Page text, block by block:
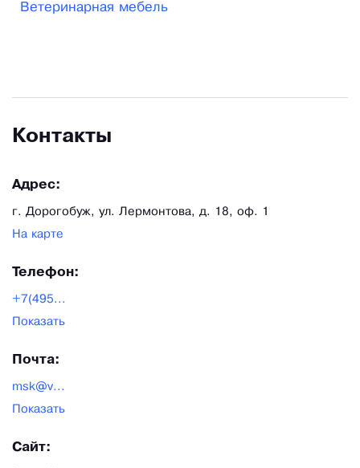
Ветеринарная мебель
Контакты
Адрес:
г. Дорогобуж, ул. Лермонтова, д. 18, оф. 1
На карте
Телефон:
+7(495...
Показать
Почта:
msk@v...
Показать
Сайт: